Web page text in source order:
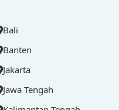
Bali
Banten
Jakarta
Jawa Tengah